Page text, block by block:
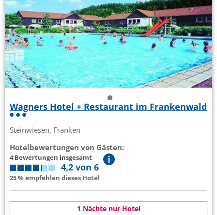
Wagners Hotel + Restaurant im Frankenwald
Steinwiesen, Franken
Hotelbewertungen von Gästen:
4 Bewertungen insgesamt
4,2 von 6
25 % empfehlen dieses Hotel
1 Nächte nur Hotel